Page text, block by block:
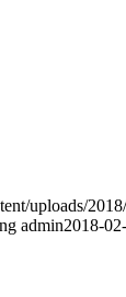
uploads/
admin2018-